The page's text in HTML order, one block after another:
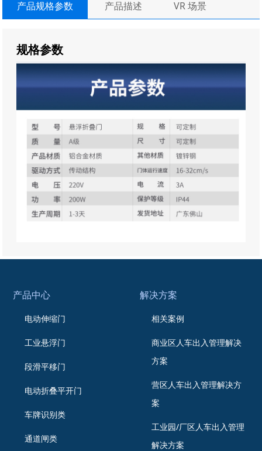
6、门体电机配有遇阻停止或遇阻返回功能，如果不
小心碰到障碍物，小功率电机对门体和被撞的人或物
7、开关限位：采用了电子学习限位，学习更简单、
方便；
8、保密性能：采用滚码遥控器，无重码，防盗码，
具有良好的保密性能，安全可靠；
9、单双臂可调节模式：可以实现单扇门开、关功
能，也可以实现两扇门同时开，关门功能；
10、烤漆工艺：选用荷兰阿克诺贝尔静电粉末喷
涂；
11、门体电机上配有手动离合，当停电或检修时，
可用手动离合钥匙打开离合装置，人工推动门体运
12、可搭配智能设备：①门禁（指纹密码、指纹门
齿，防水等级：IP53，门排重量：约19KG/米 ，立
柱重量：约30KG/米。
产品规格参数 产品描述 VR 场景
规格参数
产品中心
电动伸缩门
工业悬浮门
段滑平移门
电动折叠平开门
车牌识别类
通道闸类
解决方案
相关案例
商业区人车出入管理解决
方案
营区人车出入管理解决方
案
工业园/厂区人车出入管理
解决方案